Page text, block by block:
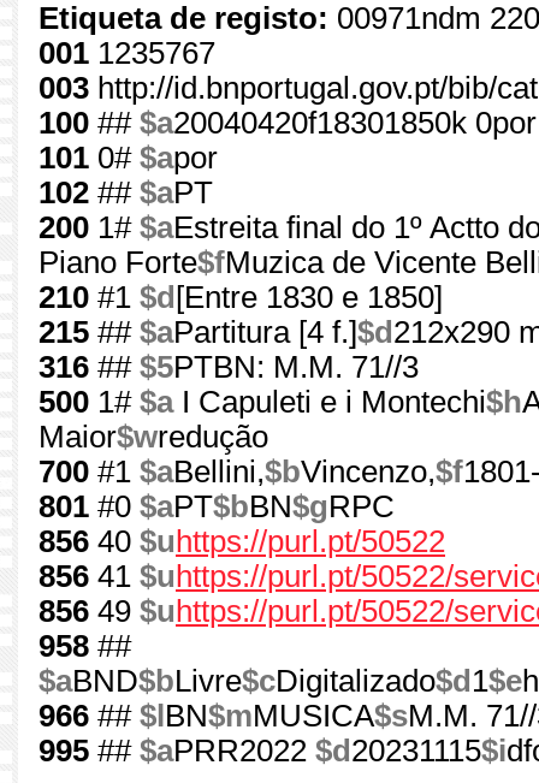
Etiqueta de registo: 00971ndm
001 1235767
003 http://id.bnportugal.gov.pt/bib/
100 ## $a20040420f18301850k
101 0# $apor
102 ## $aPT
200 1# $aEstreita final do 1º Actto
Piano Forte$fMuzica de Vicente
210 #1 $d [Entre 1830 e 1850]
215 ## $aPartitura [4 f.]$d 212x290
316 ## $5PTBN: M.M. 71//3
500 1# $aI Capuleti e i Montechi$h
Maior$wredução
700 #1 $aBellini,$bVincenzo,$f
801 #0 $aPT$bBN$gRPC
856 40 $u https://purl.pt/50522
856 41 $u https://purl.pt/50522/
856 49 $u https://purl.pt/50522/
958 ##
$aBND$bLivre$cDigitalizado$d 1$e
966 ## $l BN$mMUSICA$sM.M.
995 ## $aPRR2022 $d 20231115$i